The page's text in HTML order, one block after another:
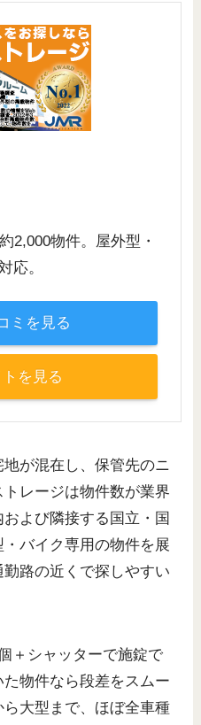
2,000物件。屋外型・
応。
ミを見る
を見る
が混在し、保管先のニ
レージは物件数が業界
よび隣接する国立・国
バイク専用の物件を展
路の近くで探しやすい
＋シャッターで施錠で
物件なら段差をスムー
大型まで、ほぼ全車種